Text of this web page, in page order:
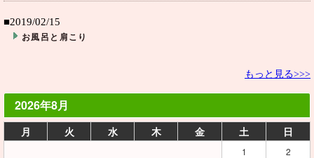
■2019/02/15
お風呂と肩こり
もっと見る>>>
2026年8月
月 火 水 木 金 土 日
1
2